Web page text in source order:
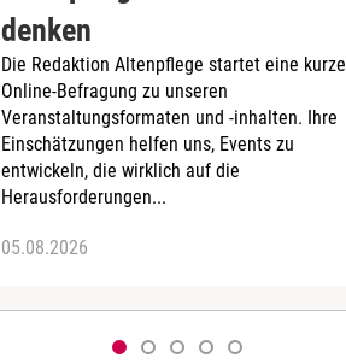
denken
Die Redaktion Altenpflege startet eine kurze
Online-Befragung zu unseren
Veranstaltungsformaten und -inhalten. Ihre
Einschätzungen helfen uns, Events zu
entwickeln, die wirklich auf die
Herausforderungen...
05.08.2026